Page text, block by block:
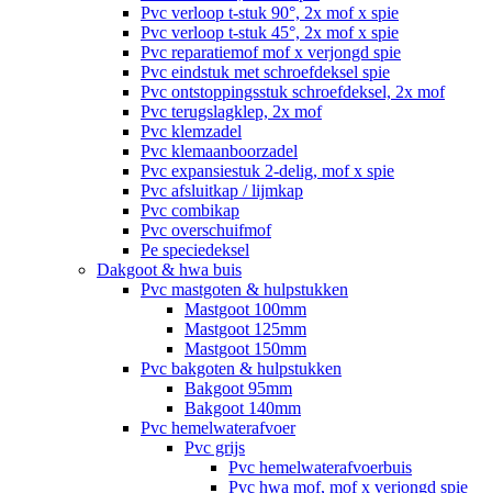
Pvc verloop t-stuk 90°, 2x mof x spie
Pvc verloop t-stuk 45°, 2x mof x spie
Pvc reparatiemof mof x verjongd spie
Pvc eindstuk met schroefdeksel spie
Pvc ontstoppingsstuk schroefdeksel, 2x mof
Pvc terugslagklep, 2x mof
Pvc klemzadel
Pvc klemaanboorzadel
Pvc expansiestuk 2-delig, mof x spie
Pvc afsluitkap / lijmkap
Pvc combikap
Pvc overschuifmof
Pe speciedeksel
Dakgoot & hwa buis
Pvc mastgoten & hulpstukken
Mastgoot 100mm
Mastgoot 125mm
Mastgoot 150mm
Pvc bakgoten & hulpstukken
Bakgoot 95mm
Bakgoot 140mm
Pvc hemelwaterafvoer
Pvc grijs
Pvc hemelwaterafvoerbuis
Pvc hwa mof, mof x verjongd spie